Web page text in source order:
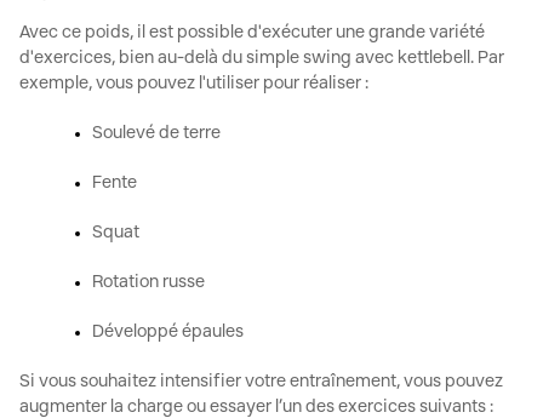
Avec ce poids, il est possible d'exécuter une grande variété
d'exercices, bien au-delà du simple swing avec kettlebell . Par
exemple, vous pouvez l'utiliser pour réaliser :
Soulevé de terre
Fente
Squat
Rotation russe
Développé épaules
Si vous souhaitez intensifier votre entraînement, vous pouvez
augmenter la charge ou essayer l’un des exercices suivants :